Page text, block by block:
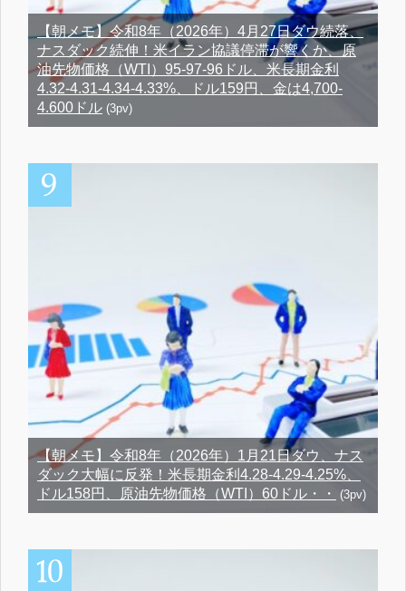
【朝メモ】令和8年（2026年）4月27日ダウ続落、
ナスダック続伸！米イラン協議停滞が響くか、原
油先物価格（WTI）95-97-96ドル、米長期金利
4.32-4.31-4.34-4.33%、ドル159円、金は4,700-
4.600ドル (3pv)
【朝メモ】令和8年（2026年）1月21日ダウ、ナス
ダック大幅に反発！米長期金利4.28-4.29-4.25%、
ドル158円、原油先物価格（WTI）60ドル・・
(3pv)